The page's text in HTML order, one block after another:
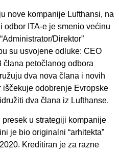
nove kompanije Lufthansi, na
odbor ITA-e je smenio većinu
Direktor”
su usvojene odluke: CEO
člana petočlanog odbora
dva nova člana i novih
iščekuje odobrenje Evropske
dva člana iz Lufthanse.
u strategiji kompanije
je bio originalni “arhitekta”
Kreditiran je za razne